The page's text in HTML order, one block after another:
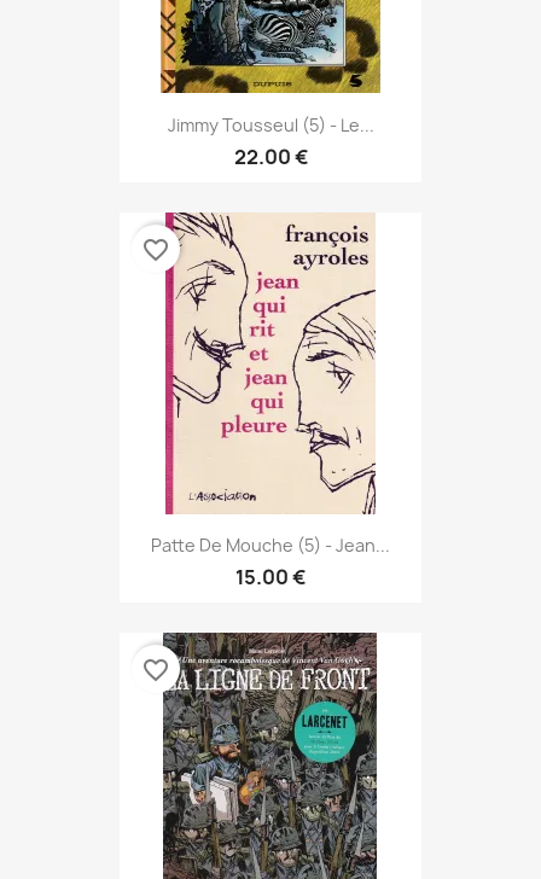
Jimmy Tousseul (5) - Le...
22.00 €
Patte De Mouche (5) - Jean...
15.00 €
favorite_border
favorite_border